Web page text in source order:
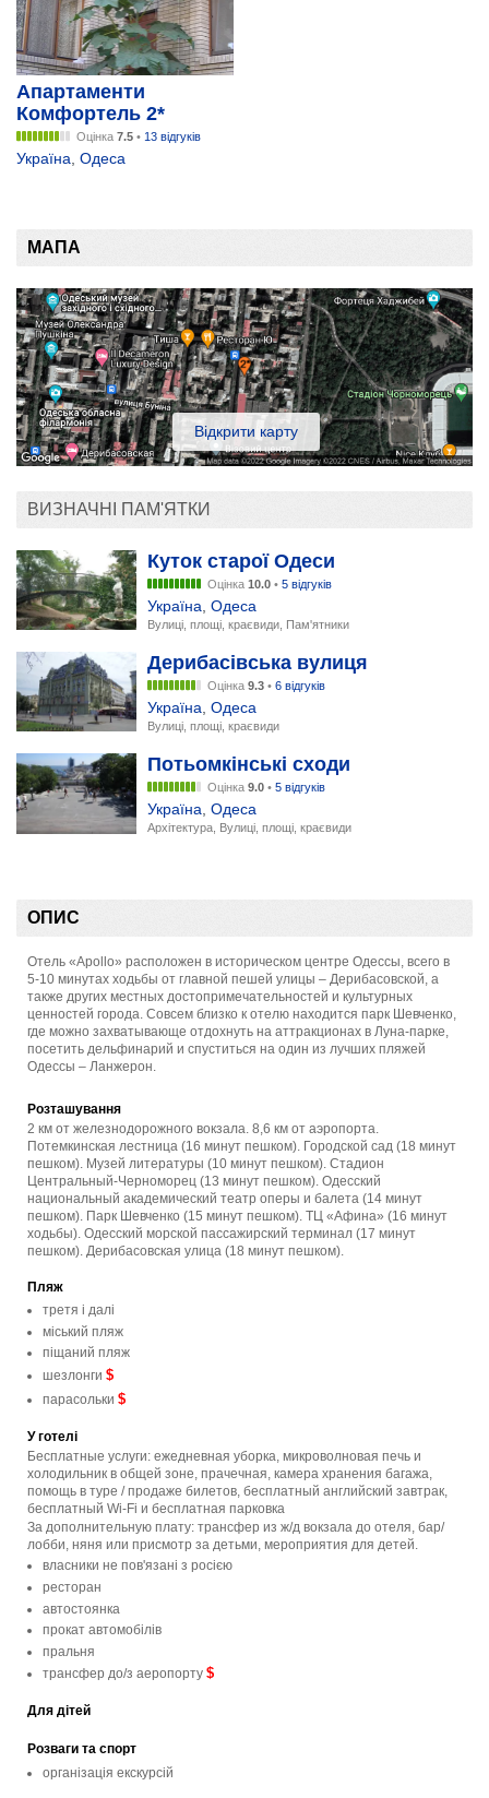
Апартаменти
Комфортель 2*
Оцінка 7.5 • 13 відгуків
Україна Одеса
МАПА
Відкрити карту
ВИЗНАЧНІ ПАМ'ЯТКИ
Куток старої Одеси
Оцінка 10.0 • 5 відгуків
Україна Одеса
Вулиці, площі, краєвиди, Пам'ятники
Дерибасівська вулиця
Оцінка 9.3 • 6 відгуків
Україна Одеса
Вулиці, площі, краєвиди
Потьомкінські сходи
Оцінка 9.0 • 5 відгуків
Україна, Одеса
Архітектура, Вулиці, площі, краєвиди
ОПИС
Отель «Apollo» расположен в историческом центре Одессы, всего в
5-10 минутах ходьбы от главной пешей улицы – Дерибасовской, а
также других местных достопримечательностей и культурных
ценностей города. Совсем близко к отелю находится парк Шевченко,
где можно захватывающе отдохнуть на аттракционах в Луна-парке,
посетить дельфинарий и спуститься на один из лучших пляжей
Одессы – Ланжерон.
Розташування
2 км от железнодорожного вокзала. 8,6 км от аэропорта.
Потемкинская лестница (16 минут пешком). Городской сад (18 минут
пешком). Музей литературы (10 минут пешком). Стадион
Центральный-Черноморец (13 минут пешком). Одесский
национальный академический театр оперы и балета (14 минут
пешком). Парк Шевченко (15 минут пешком). ТЦ «Афина» (16 минут
ходьбы). Одесский морской пассажирский терминал (17 минут
пешком). Дерибасовская улица (18 минут пешком).
Пляж
третя і далі
мiський пляж
піщаний пляж
шезлонги $
парасольки $
У готелі
Бесплатные услуги: ежедневная уборка, микроволновая печь и
холодильник в общей зоне, прачечная, камера хранения багажа,
помощь в туре / продаже билетов, бесплатный английский завтрак,
бесплатный Wi-Fi и бесплатная парковка
За дополнительную плату: трансфер из ж/д вокзала до отеля, бар/
лобби, няня или присмотр за детьми, мероприятия для детей.
власники не пов'язані з росією
ресторан
автостоянка
прокат автомобілів
пральня
трансфер до/з аеропорту $
Для дітей
Розваги та спорт
організація екскурсій